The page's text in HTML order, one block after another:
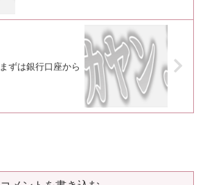
まずは銀行口座から